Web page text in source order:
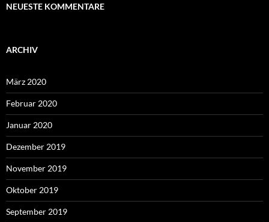
NEUESTE KOMMENTARE
ARCHIV
März 2020
Februar 2020
Januar 2020
Dezember 2019
November 2019
Oktober 2019
September 2019